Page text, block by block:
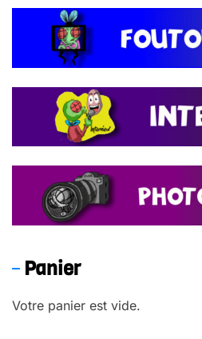
Panier
Votre panier est vide.